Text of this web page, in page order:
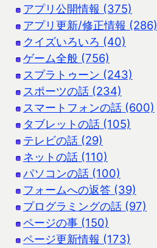
アプリ公開情報 (375)
アプリ更新/修正情報 (286)
クイズいろいろ (40)
ゲーム全般 (756)
スプラトゥーン (243)
スポーツの話 (234)
スマートフォンの話 (600)
タブレットの話 (105)
テレビの話 (29)
ネットの話 (110)
パソコンの話 (100)
フォームへの返答 (39)
プログラミングの話 (97)
ページの事 (150)
ページ更新情報 (173)